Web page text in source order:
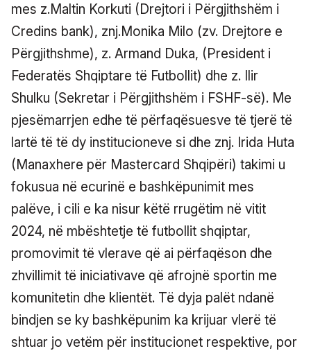
mes z.Maltin Korkuti (Drejtori i Përgjithshëm i
Credins bank), znj.Monika Milo (zv. Drejtore e
Përgjithshme), z. Armand Duka, (President i
Federatës Shqiptare të Futbollit) dhe z. Ilir
Shulku (Sekretar i Përgjithshëm i FSHF-së). Me
pjesëmarrjen edhe të përfaqësuesve të tjerë të
lartë të të dy institucioneve si dhe znj. Irida Huta
(Manaxhere për Mastercard Shqipëri) takimi u
fokusua në ecurinë e bashkëpunimit mes
palëve, i cili e ka nisur këtë rrugëtim në vitit
2024, në mbështetje të futbollit shqiptar,
promovimit të vlerave që ai përfaqëson dhe
zhvillimit të iniciativave që afrojnë sportin me
komunitetin dhe klientët. Të dyja palët ndanë
bindjen se ky bashkëpunim ka krijuar vlerë të
shtuar jo vetëm për institucionet respektive, por